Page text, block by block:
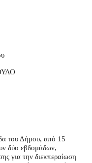
του Δήμου, από 15
δύο εβδομάδων,
για την διεκπεραίωση